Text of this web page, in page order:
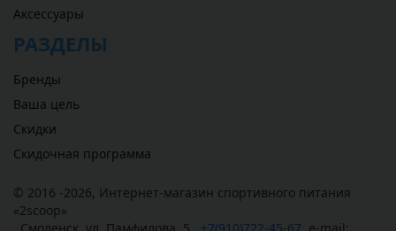
Аксессуары
РАЗДЕЛЫ
Бренды
Ваша цель
Скидки
Скидочная программа
© 2016 -2026, Интернет-магазин спортивного питания
«2scoop»